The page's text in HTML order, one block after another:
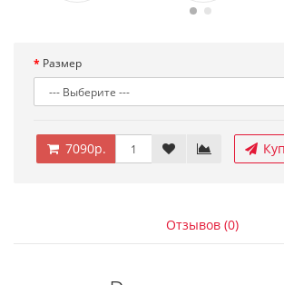
Размер
7090р.
Отзывов (0)